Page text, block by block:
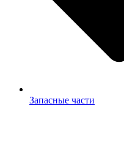
Запасные части